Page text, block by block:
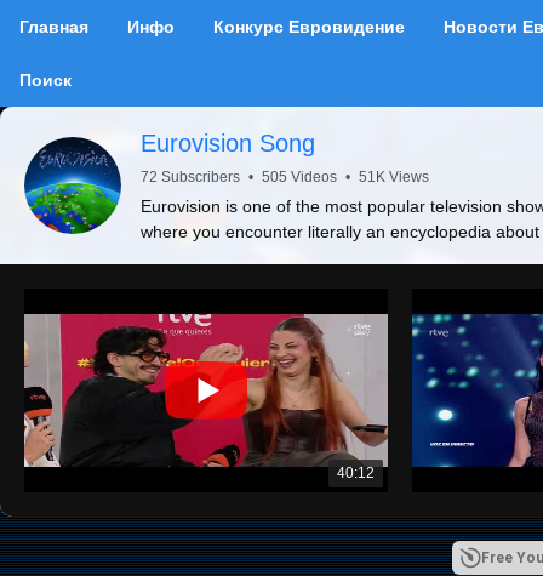
Главная Инфо Конкурс Евровидение Новости
Поиск
Eurovision Song
72 Subscribers • 505 Videos • 51K Views
Eurovision is one of the most popular television
where you encounter literally an encyclopedia
40:12
Free